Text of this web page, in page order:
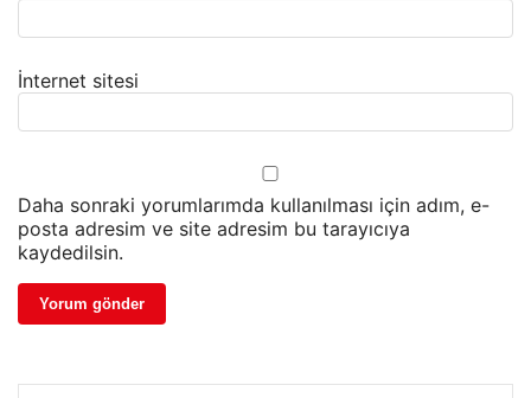
İnternet sitesi
Daha sonraki yorumlarımda kullanılması için adım, e-
posta adresim ve site adresim bu tarayıcıya
kaydedilsin.